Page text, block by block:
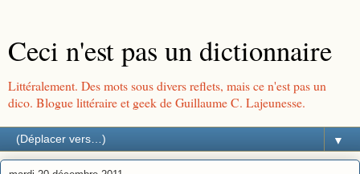
Ceci n'est pas un dictionnaire
Littéralement. Des mots sous divers reflets, mais ce n'est pas un
dico. Blogue littéraire et geek de Guillaume C. Lajeunesse.
▼